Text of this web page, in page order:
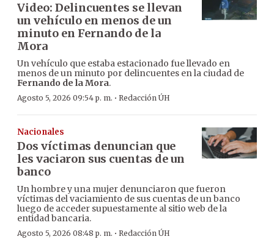
Video: Delincuentes se llevan
un vehículo en menos de un
minuto en Fernando de la
Mora
Un vehículo que estaba estacionado fue llevado en
menos de un minuto por delincuentes en la ciudad de
Fernando de la Mora.
Agosto 5, 2026 09:54 p. m. · Redacción ÚH
Nacionales
Dos víctimas denuncian que
les vaciaron sus cuentas de un
banco
Un hombre y una mujer denunciaron que fueron
víctimas del vaciamiento de sus cuentas de un banco
luego de acceder supuestamente al sitio web de la
entidad bancaria.
Agosto 5, 2026 08:48 p. m. · Redacción ÚH